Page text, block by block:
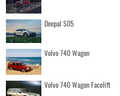
Deepal S05
Volvo 740 Wagon
Volvo 740 Wagon Facelift